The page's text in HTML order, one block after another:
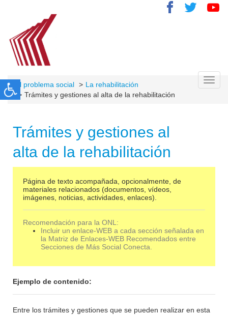
El problema social
La rehabilitación
Trámites y gestiones al alta de la rehabilitación
Trámites y gestiones al
alta de la rehabilitación
Página de texto acompañada, opcionalmente, de
materiales relacionados (documentos, vídeos,
imágenes, noticias, actividades, enlaces).
Recomendación para la ONL:
Incluir un enlace-WEB a cada sección señalada en
la Matriz de Enlaces-WEB Recomendados entre
Secciones de Más Social Conecta.
Ejemplo de contenido:
Entre los trámites y gestiones que se pueden realizar en esta